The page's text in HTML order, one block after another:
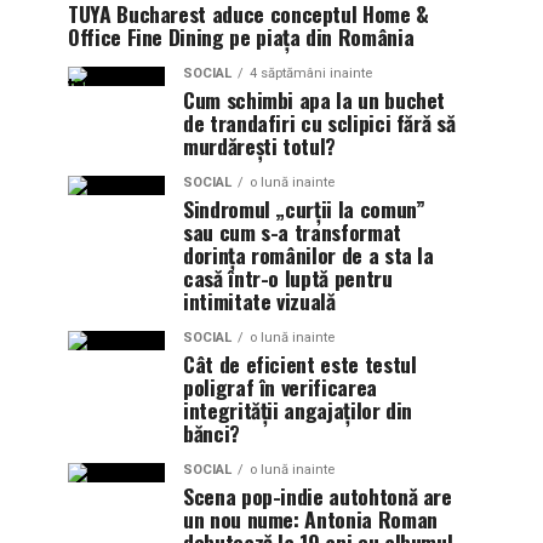
TUYA Bucharest aduce conceptul Home &
Office Fine Dining pe piața din România
SOCIAL 4 săptămâni inainte
Cum schimbi apa la un buchet
de trandafiri cu sclipici fără să
murdărești totul?
SOCIAL o lună inainte
Sindromul „curții la comun”
sau cum s-a transformat
dorința românilor de a sta la
casă într-o luptă pentru
intimitate vizuală
SOCIAL o lună inainte
Cât de eficient este testul
poligraf în verificarea
integrității angajaților din
bănci?
SOCIAL o lună inainte
Scena pop-indie autohtonă are
un nou nume: Antonia Roman